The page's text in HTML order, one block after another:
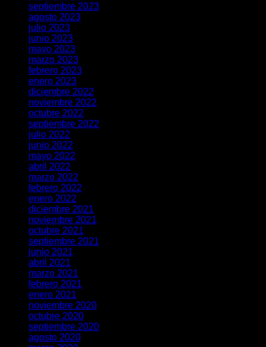
septiembre 2023
agosto 2023
julio 2023
junio 2023
mayo 2023
marzo 2023
febrero 2023
enero 2023
diciembre 2022
noviembre 2022
octubre 2022
septiembre 2022
julio 2022
junio 2022
mayo 2022
abril 2022
marzo 2022
febrero 2022
enero 2022
diciembre 2021
noviembre 2021
octubre 2021
septiembre 2021
junio 2021
abril 2021
marzo 2021
febrero 2021
enero 2021
noviembre 2020
octubre 2020
septiembre 2020
agosto 2020